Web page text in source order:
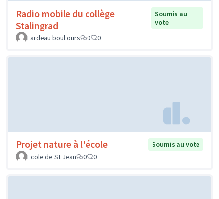
Radio mobile du collège
Stalingrad
Soumis au
vote
Lardeau bouhours
0 0
Projet nature à l'école
Soumis au vote
Ecole de St Jean
0 0